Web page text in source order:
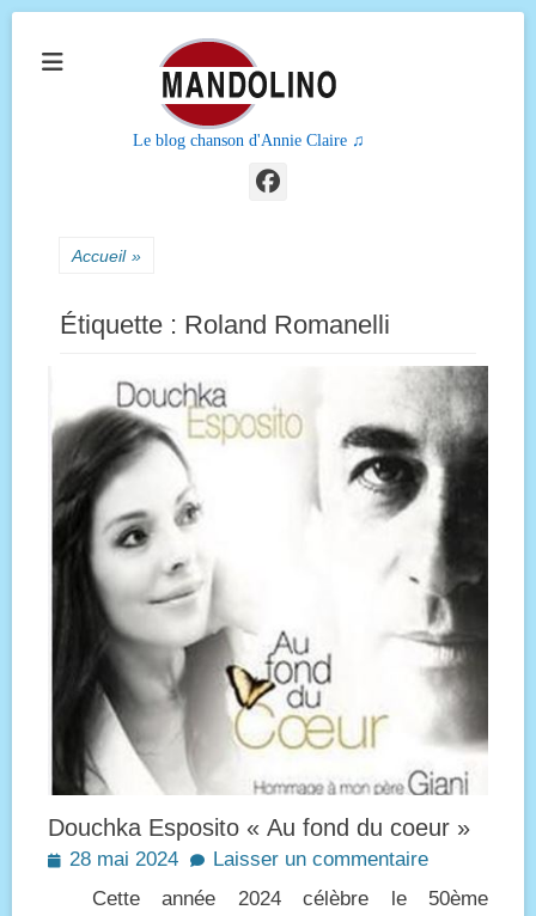
Le blog chanson d'Annie Claire ♫
Facebook
Accueil »
Étiquette : Roland Romanelli
Douchka Esposito « Au fond du coeur »
Posted
28 mai 2024
Laisser un commentaire
Cette année 2024 célèbre le 50ème